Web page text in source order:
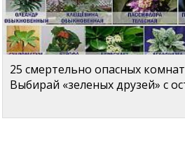
25 смертельно опасных
Выбирай «зеленых друзей» с